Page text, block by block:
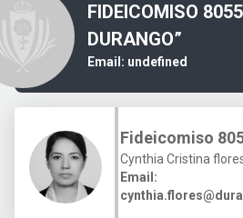
FIDEICOMISO
DURANGO”
Email: undefined
Fideicomiso
Cynthia Cristina
Email: